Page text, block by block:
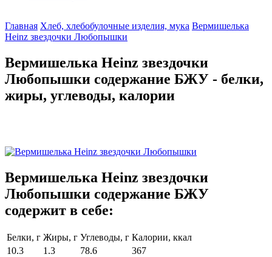
Главная Хлеб, хлебобулочные изделия, мука Вермишелька
Heinz звездочки Любопышки
Вермишелька Heinz звездочки
Любопышки содержание БЖУ - белки,
жиры, углеводы, калории
Вермишелька Heinz звездочки
Любопышки содержание БЖУ
содержит в себе:
Белки, г Жиры, г Углеводы, г Калории, ккал
10.3
1.3 78.6 367